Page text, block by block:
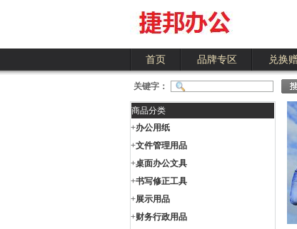
首页 品牌专区 兑换
关键字：
商品分类
+办公用纸
+文件管理用品
+桌面办公文具
+书写修正工具
+展示用品
+财务行政用品